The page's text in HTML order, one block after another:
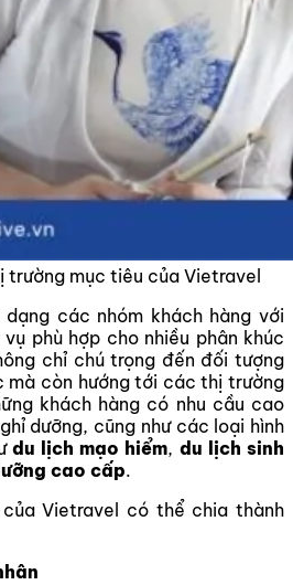
trường mục tiêu của Vietravel
các nhóm khách hàng với
phù hợp cho nhiều phân khúc
chỉ chú trọng đến đối tượng
mà còn hướng tới các thị trường
khách hàng có nhu cầu cao
dưỡng, cũng như các loại hình
du lịch mạo hiểm, du lịch sinh
cao cấp.
Vietravel có thể chia thành